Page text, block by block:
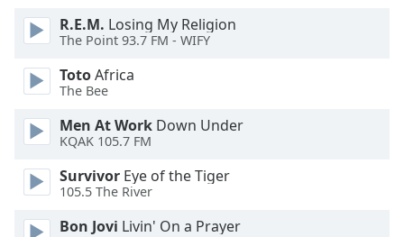
window.
Color
Opacity
Background
Color
R.E.M. Losing My Religion
The Point 93.7 FM - WIFY
TotoAfrica
The Bee
Men At Work Down Under
KQAK 105.7 FM
Survivor Eye of the Tiger
105.5 The River
Bon Jovi Livin' On a Prayer